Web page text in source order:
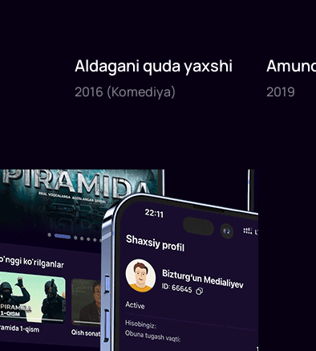
2016
1x82daq.
Aldagani quda yaxshi
2016 (Komediya)
2019
1x120
2019